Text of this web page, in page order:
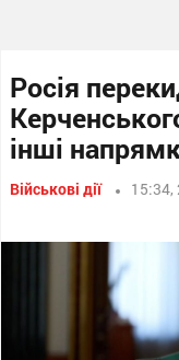
Росія
інші
Військові дії 15:34,